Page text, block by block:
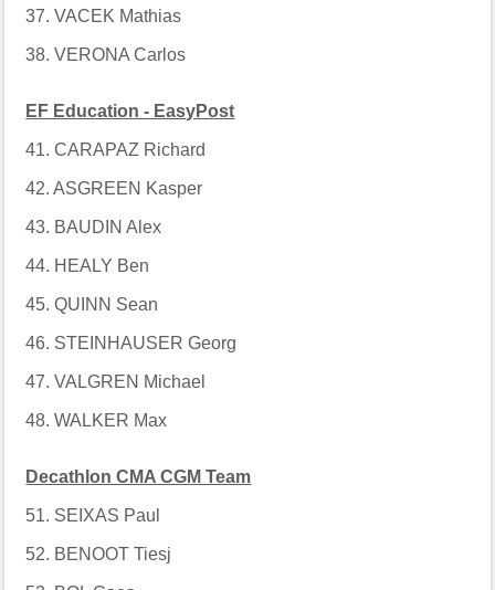
37. VACEK Mathias
38. VERONA Carlos
EF Education - EasyPost
41. CARAPAZ Richard
42. ASGREEN Kasper
43. BAUDIN Alex
44. HEALY Ben
45. QUINN Sean
46. STEINHAUSER Georg
47. VALGREN Michael
48. WALKER Max
Decathlon CMA CGM Team
51. SEIXAS Paul
52. BENOOT Tiesj